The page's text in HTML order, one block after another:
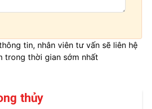
tin, nhân viên tư vấn sẽ liên hệ
trong thời gian sớm nhất
thủy